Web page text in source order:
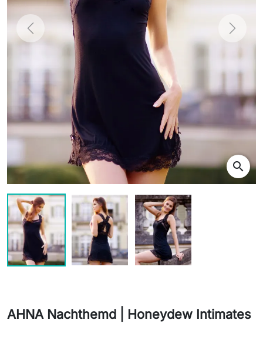
Previous Next
search
AHNA Nachthemd | Honeydew Intimates